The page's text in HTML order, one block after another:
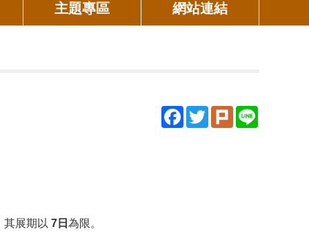
主題專區 網站連結
Facebook
TwitterPlurk
其展期以 7日 為限。